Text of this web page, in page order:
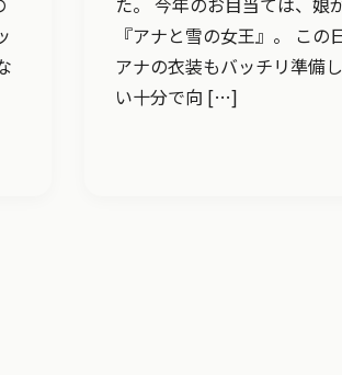
『アナと雪の女王』。 この
アナの衣装もバッチリ準備
い十分で向 […]